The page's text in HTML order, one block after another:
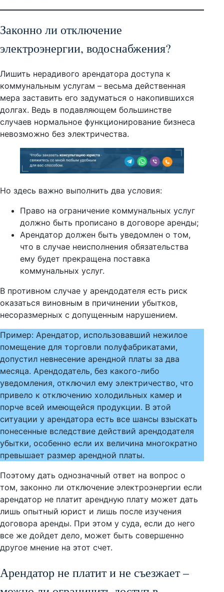
Законно ли отключение
электроэнергии, водоснабжения?
Лишить нерадивого арендатора доступа к
коммунальным услугам – весьма действенная
мера заставить его задуматься о накопившихся
долгах. Ведь в подавляющем большинстве
случаев нормальное функционирование бизнеса
невозможно без электричества.
Но здесь важно выполнить два условия:
Право на ограничение коммунальных услуг
должно быть прописано в договоре аренды;
Арендатор должен быть уведомлен о том,
что в случае неисполнения обязательства
ему будет прекращена поставка
коммунальных услуг.
В противном случае у арендодателя есть риск
оказаться виновным в причинении убытков,
несоразмерных с допущенным нарушением.
Пример: Арендатор, использовавший нежилое
помещение для торговли полуфабрикатами,
допустил невнесение арендной платы за два
месяца. Арендодатель, без какого-либо
уведомления, отключил ему электричество, что
привело к отключению холодильных камер и
порче всей имеющейся продукции. В этой
ситуации у арендатора есть все шансы взыскать
понесенные вследствие действий арендодателя
убытки, особенно если их величина многократно
превышает размер арендной платы.
Поэтому дать однозначный ответ на вопрос о
том, законно ли отключение электроэнергии если
арендатор не платит арендную плату может дать
лишь опытный юрист и лишь после изучения
договора аренды. При этом у суда, если до него
все же дойдет дело, может быть совершенно
другое мнение на этот счет.
Арендатор не платит и не съезжает –